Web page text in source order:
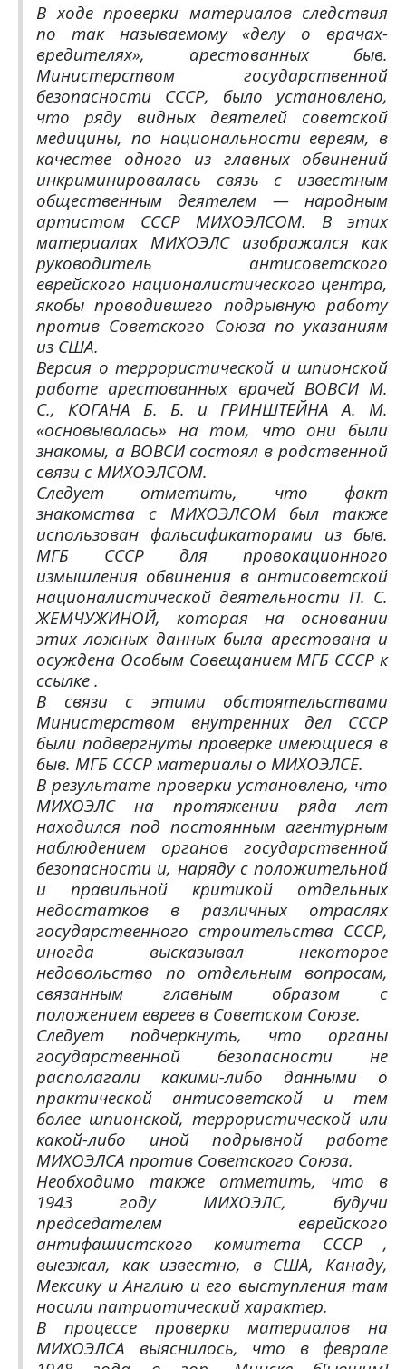
В ходе проверки материалов следствия
по так называемому «делу о врачах-
вредителях», арестованных быв.
Министерством государственной
безопасности СССР, было установлено,
что ряду видных деятелей советской
медицины, по национальности евреям, в
качестве одного из главных обвинений
инкриминировалась связь с известным
общественным деятелем — народным
артистом СССР МИХОЭЛСОМ. В этих
материалах МИХОЭЛС изображался как
руководитель антисоветского
еврейского националистического центра,
якобы проводившего подрывную работу
против Советского Союза по указаниям
из США.
Версия о террористической и шпионской
работе арестованных врачей ВОВСИ М.
С., КОГАНА Б. Б. и ГРИНШТЕЙНА А. М.
«основывалась» на том, что они были
знакомы, а ВОВСИ состоял в родственной
связи с МИХОЭЛСОМ.
Следует отметить, что факт
знакомства с МИХОЭЛСОМ был также
использован фальсификаторами из быв.
МГБ СССР для провокационного
измышления обвинения в антисоветской
националистической деятельности П. С.
ЖЕМЧУЖИНОЙ, которая на основании
этих ложных данных была арестована и
осуждена Особым Совещанием МГБ СССР к
ссылке .
В связи с этими обстоятельствами
Министерством внутренних дел СССР
были подвергнуты проверке имеющиеся в
быв. МГБ СССР материалы о МИХОЭЛСЕ.
В результате проверки установлено, что
МИХОЭЛС на протяжении ряда лет
находился под постоянным агентурным
наблюдением органов государственной
безопасности и, наряду с положительной
и правильной критикой отдельных
недостатков в различных отраслях
государственного строительства СССР,
иногда высказывал некоторое
недовольство по отдельным вопросам,
связанным главным образом с
положением евреев в Советском Союзе.
Следует подчеркнуть, что органы
государственной безопасности не
располагали какими-либо данными о
практической антисоветской и тем
более шпионской, террористической или
какой-либо иной подрывной работе
МИХОЭЛСА против Советского Союза.
Необходимо также отметить, что в
1943 году МИХОЭЛС, будучи
председателем еврейского
антифашистского комитета СССР ,
выезжал, как известно, в США, Канаду,
Мексику и Англию и его выступления там
носили патриотический характер.
В процессе проверки материалов на
МИХОЭЛСА выяснилось, что в феврале